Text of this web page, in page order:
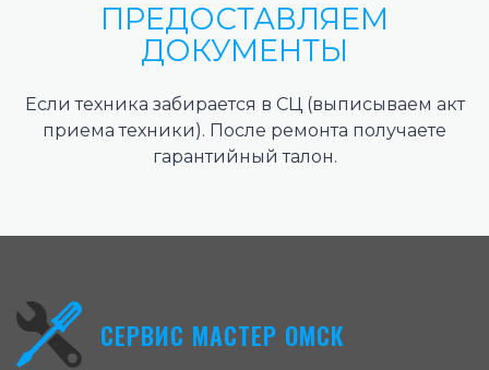
ПРЕДОСТАВЛЯЕМ
ДОКУМЕНТЫ
Если техника забирается в СЦ (выписываем акт
приема техники). После ремонта получаете
гарантийный талон.
СЕРВИС МАСТЕР ОМСК